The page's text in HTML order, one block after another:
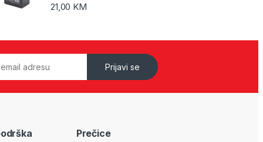
21,00 KM
Prijavi se
Prečice